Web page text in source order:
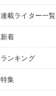
連載ライター一覧
新着
ランキング
特集